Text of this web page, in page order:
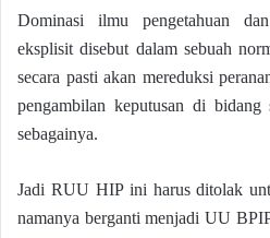
Dominasi ilmu pengetahuan
eksplisit disebut dalam sebuah
secara pasti akan mereduksi
pengambilan keputusan di
sebagainya.
Jadi RUU HIP ini harus ditolak
namanya berganti menjadi UU